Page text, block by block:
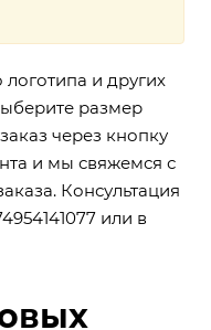
и других
размер
через кнопку
и мы свяжемся с
Консультация
или в